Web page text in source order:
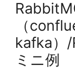
（
kafka）/
ミニ例